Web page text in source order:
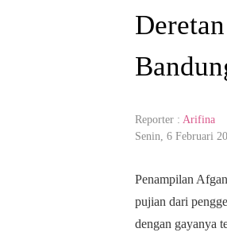
Reporter : Arifina
Senin, 6 Februari
Penampilan
pujian dari
dengan gayanya